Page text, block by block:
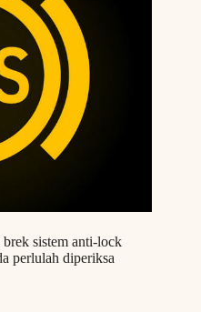
sistem anti-lock
perlulah diperiksa